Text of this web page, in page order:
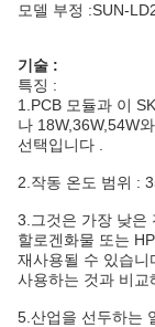
모델 부정 :SUN-
기술 :
특징 :
1.PCB 모듈과 이
나 18W,36W,54W
선택입니다 .
2.작동 온도 범위 :
3.그것은 가장 낮은
할로겐화물 또는
재사용될 수 있습니
사용하는 것과 비교
5.산업을 선두하는